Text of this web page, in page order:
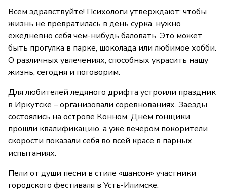
Всем здравствуйте! Психологи утверждают: чтобы
жизнь не превратилась в день сурка, нужно
ежедневно себя чем-нибудь баловать. Это может
быть прогулка в парке, шоколада или любимое хобби.
О различных увлечениях, способных украсить нашу
жизнь, сегодня и поговорим.
Для любителей ледяного дрифта устроили праздник
в Иркутске – организовали соревнованиях. Заезды
состоялись на острове Конном. Днём гонщики
прошли квалификацию, а уже вечером покорители
скорости показали себя во всей красе в парных
испытаниях.
Пели от души песни в стиле «шансон» участники
городского фестиваля в Усть-Илимске.